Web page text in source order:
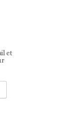
et